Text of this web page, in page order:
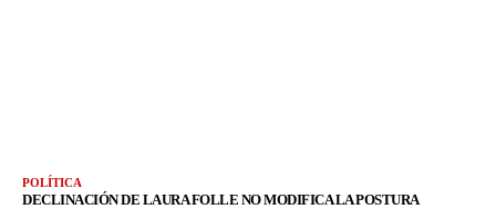
POLÍTICA
DECLINACIÓN DE LAURA FOLLE NO MODIFICA LA POSTURA